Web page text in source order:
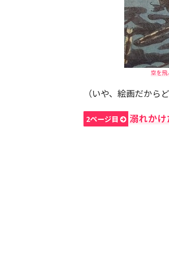
空を飛
（いや、絵画だから
2ページ目 溺れか